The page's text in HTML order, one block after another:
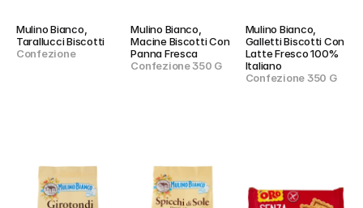
Mulino Bianco,
Tarallucci Biscotti
Confezione
Mulino Bianco,
Macine Biscotti Con
Panna Fresca
Confezione 350 G
Mulino Bianco,
Galletti Biscotti Con
Latte Fresco 100%
Italiano
Confezione 350 G